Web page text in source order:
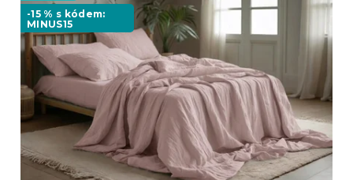
d
u
ů
p
o
d
u
k
-15 % s kódem:
MINUS15